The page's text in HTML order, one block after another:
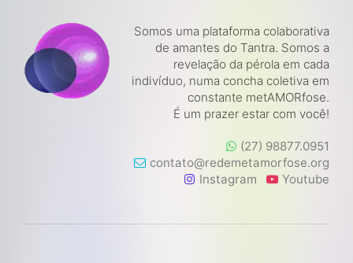
Somos uma plataforma colaborativa
de amantes do Tantra. Somos a
revelação da pérola em cada
indivíduo, numa concha coletiva em
constante metAMORfose.
É um prazer estar com você!
(27) 98877.0951
contato@redemetamorfose.org
Instagram
Youtube